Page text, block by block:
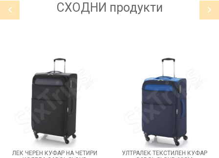
СХОДНИ продукти
ЛЕК ЧЕРЕН КУФАР НА ЧЕТИРИ
УЛТРАЛЕК ТЕКСТИЛЕН КУФАР